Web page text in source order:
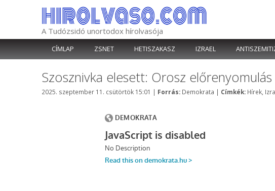
A Tudózsidó unortodox hírolvasója
CÍMLAP ZSNET HETISZAKASZ IZRAEL
Szosznivka elesett: Orosz
2025. szeptember 11. csütörtök 15:01 | Forrás: Kategória
Demokrata | Címkék: Címkék
Hírek